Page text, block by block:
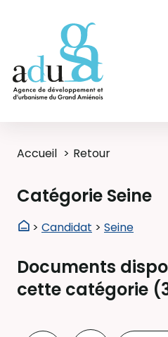
Accueil Retour
Catégorie Seine
> Candidat > Seine
Documents
cette catégorie (